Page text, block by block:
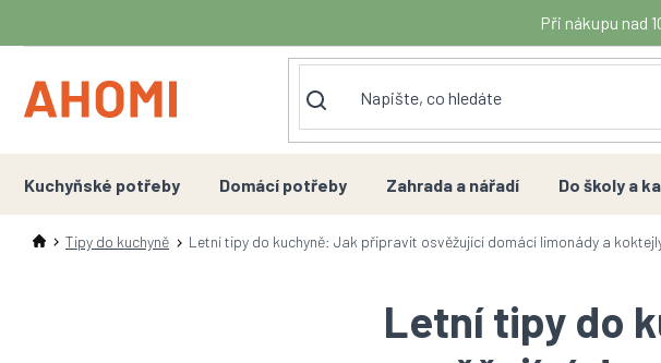
obsah
Při nákupu nad
Kuchyňské potřeby Domácí potřeby Zahrada a nářadí Do školy a
Tipy do kuchyně Letní tipy do kuchyně: Jak připravit osvěžující domácí limonády a
Letní tipy do